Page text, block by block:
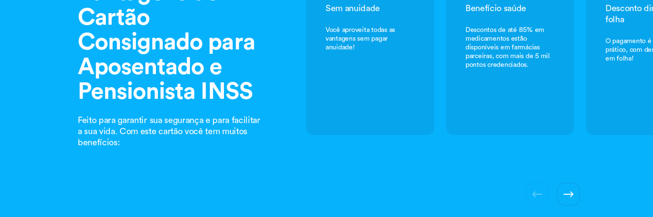
Cartão
Consignado para
Aposentado e
Pensionista INSS
Feito para garantir sua segurança e para facilitar
a sua vida. Com este cartão você tem muitos
benefícios:​
Sem anuidade
Você aproveita todas as
vantagens sem pagar
anuidade!
Benefício saúde
Descontos de até 85% em
medicamentos estão
disponíveis em farmácias
parceiras, com mais de 5 mil
pontos credenciados.
Desconto
folha
O pagamento
prático, com
em folha!